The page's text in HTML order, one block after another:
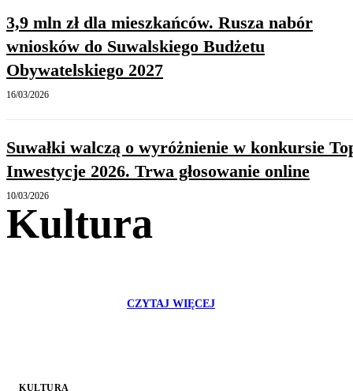
3,9 mln zł dla mieszkańców. Rusza nabór
wniosków do Suwalskiego Budżetu
Obywatelskiego 2027
16/03/2026
Suwałki walczą o wyróżnienie w konkursie
Inwestycje 2026. Trwa głosowanie online
10/03/2026
Kultura
CZYTAJ WIĘCEJ
KULTURA